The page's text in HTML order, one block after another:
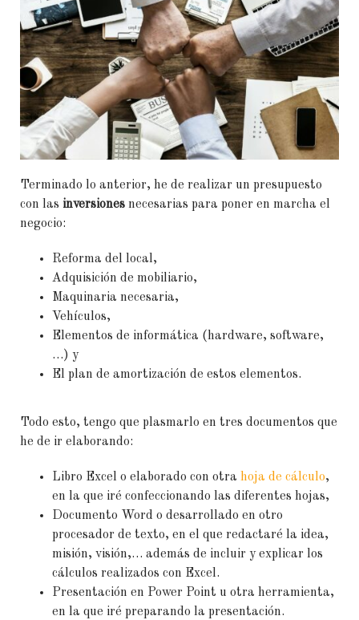
Terminado lo anterior, he de realizar un presupuesto
con las inversiones necesarias para poner en marcha el
negocio:
Reforma del local,
Adquisición de mobiliario,
Maquinaria necesaria,
Vehículos,
Elementos de informática (hardware, software,
…) y
El plan de amortización de estos elementos.
Todo esto, tengo que plasmarlo en tres documentos que
he de ir elaborando:
Libro Excel o elaborado con otra hoja de cálculo,
en la que iré confeccionando las diferentes hojas,
Documento Word o desarrollado en otro
procesador de texto, en el que redactaré la idea,
misión, visión,… además de incluir y explicar los
cálculos realizados con Excel.
Presentación en Power Point u otra herramienta,
en la que iré preparando la presentación.